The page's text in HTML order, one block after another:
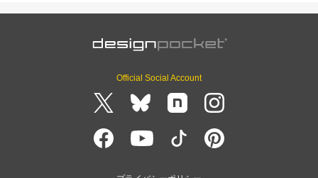
Official Social Account